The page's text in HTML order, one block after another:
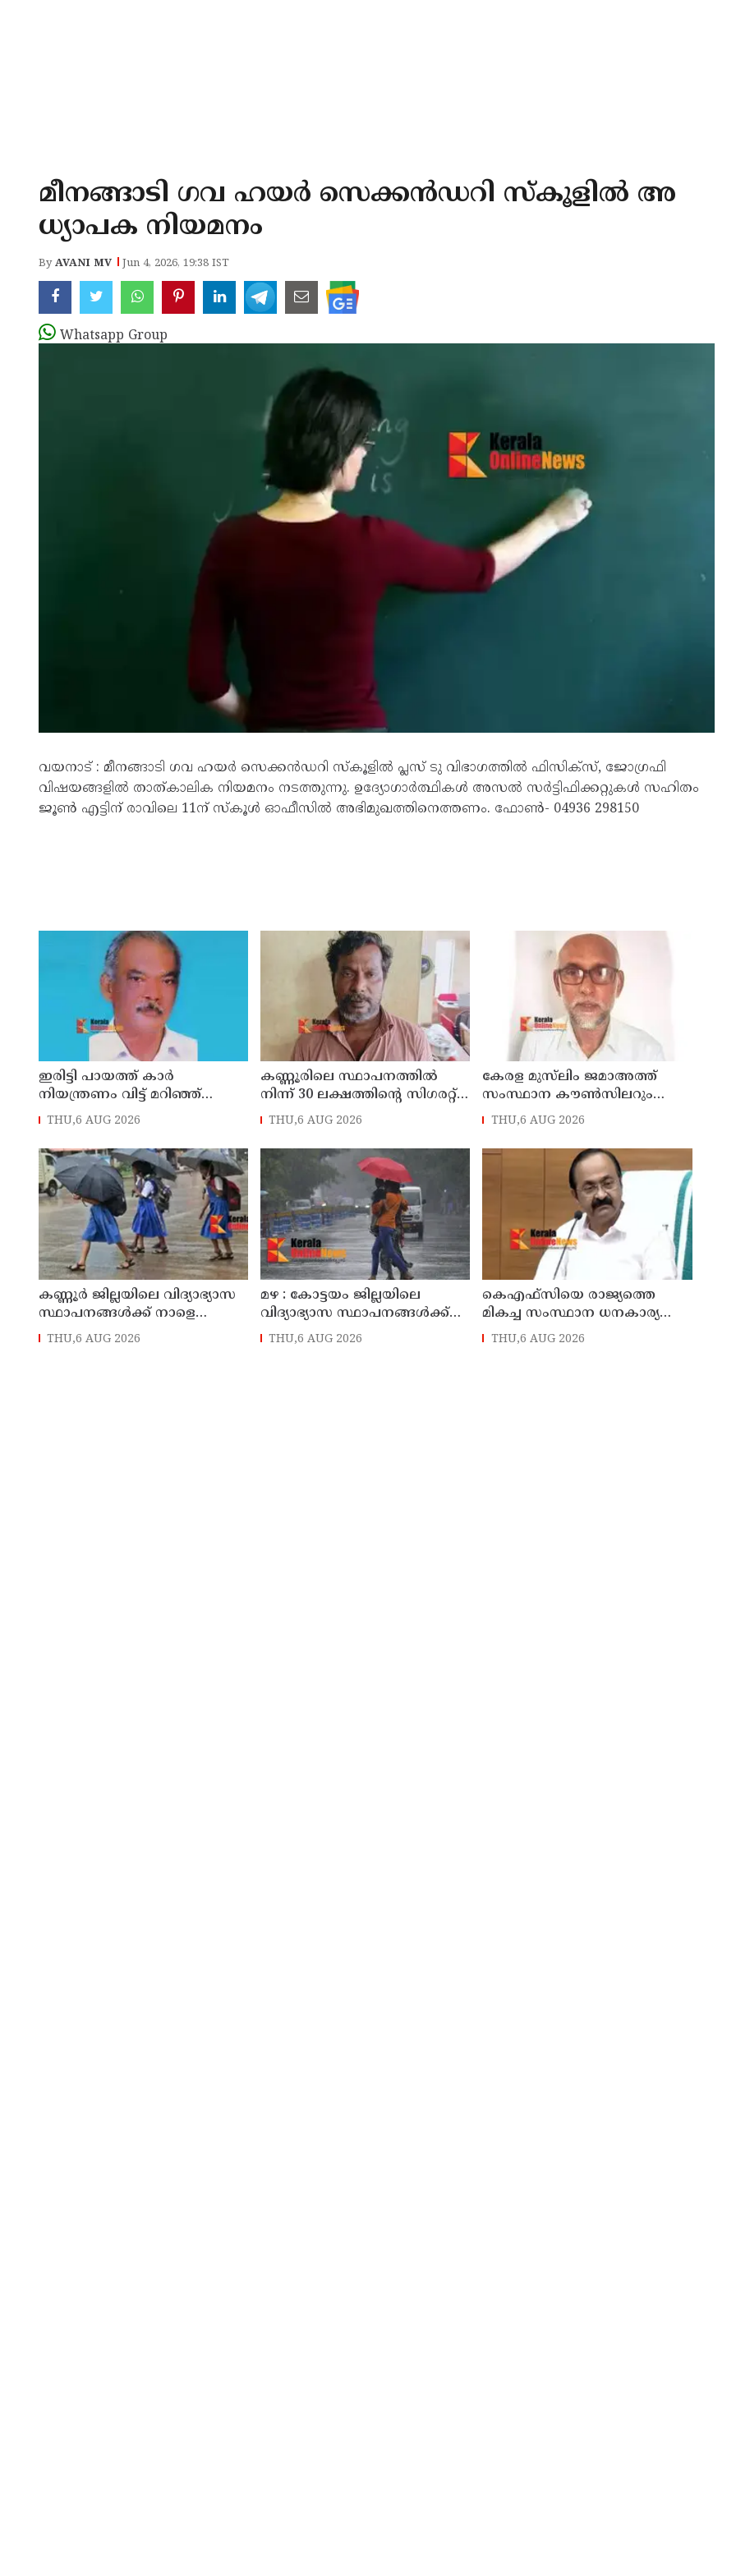
മീനങ്ങാടി ഗവ ഹയർ സെക്കൻഡറി സ്‌കൂളിൽ അ
ധ്യാപക നിയമനം
ByAVANI MV Jun 4, 2026, 19:38 IST
Whatsapp Group
വയനാട് : മീനങ്ങാടി ഗവ ഹയർ സെക്കൻഡറി സ്‌കൂളിൽ പ്ലസ് ടു വിഭാഗത്തിൽ ഫിസിക്‌സ്, ജോഗ്രഫി
വിഷയങ്ങളിൽ താത്കാലിക നിയമനം നടത്തുന്നു. ഉദ്യോഗാർത്ഥികൾ അസൽ സർട്ടിഫിക്കറ്റുകൾ സഹിതം
ജൂൺ എട്ടിന് രാവിലെ 11ന് സ്‌കൂൾ ഓഫീസിൽ അഭിമുഖത്തിനെത്തണം. ഫോൺ- 04936 298150
ഇരിട്ടി പായത്ത് കാർ
നിയന്ത്രണം വിട്ട് മറിഞ്ഞ്
തളിപ്പറമ്പിലെ ആദ്യ കാല
THU,6 AUG 2026
കണ്ണൂരിലെ സ്ഥാപനത്തിൽ
നിന്ന് 30 ലക്ഷത്തിന്റെ സിഗരറ്റ്
മോഷണം: തമിഴ്‌നാട്
തെങ്കാശിയിൽ പിടിയിൽ
THU,6 AUG 2026
കേരള മുസ്‌ലിം ജമാഅത്ത്
സംസ്ഥാന കൗൺസിലറും
തളിപ്പറമ്പിലെ മുതിർന്ന മാധ്യമ
അലി മൊഗ്രാൽ നിര്യാതനായി
THU,6 AUG 2026
കണ്ണൂർ ജില്ലയിലെ വിദ്യാഭ്യാസ
സ്ഥാപനങ്ങള്‍ക്ക് നാളെ
(07/08/2026), അവധി
THU,6 AUG 2026
മഴ : കോട്ടയം ജില്ലയിലെ
വിദ്യാഭ്യാസ സ്ഥാപനങ്ങൾക്ക്
നാളെ അവധി
THU,6 AUG 2026
കെഎഫ്‌സിയെ രാജ്യത്തെ
മികച്ച സംസ്ഥാന ധനകാര്യ
സ്ഥാപനമാക്കും: മുഖ്യമന്ത്രി വി
ഡി സതീശൻ
THU,6 AUG 2026